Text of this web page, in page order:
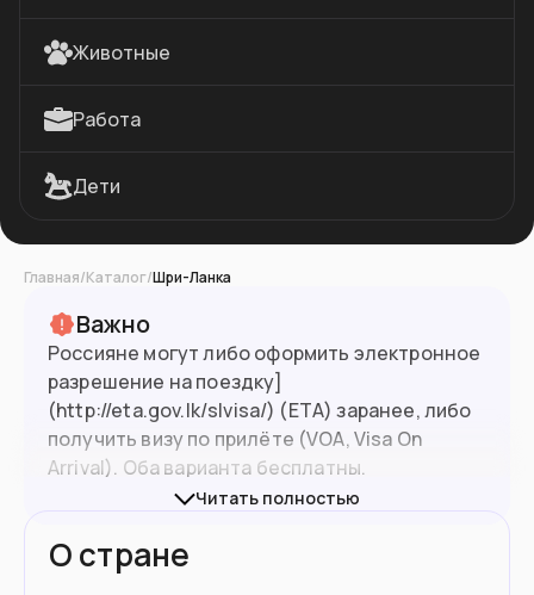
Животные
Работа
Дети
Главная/Каталог/Шри-Ланка
Важно
Россияне могут либо оформить электронное
разрешение на поездку]
(http://eta.gov.lk/slvisa/) (ETA) заранее, либо
получить визу по прилёте (VOA, Visa On
Arrival). Оба варианта бесплатны.
Население 22.4млн
Подойдет вам если
Вы работаете удаленно
Читать полностью
О стране